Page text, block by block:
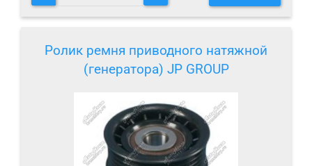
Ролик ремня приводного натяжной
(генератора) JP GROUP